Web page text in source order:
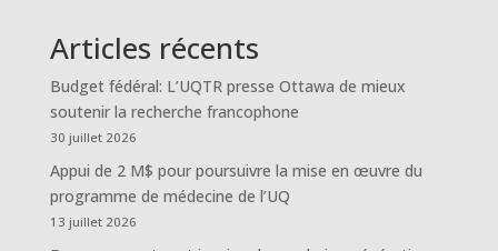
Articles récents
Budget fédéral: L’UQTR presse Ottawa de mieux
soutenir la recherche francophone
30 juillet 2026
Appui de 2 M$ pour poursuivre la mise en œuvre du
programme de médecine de l’UQ
13 juillet 2026